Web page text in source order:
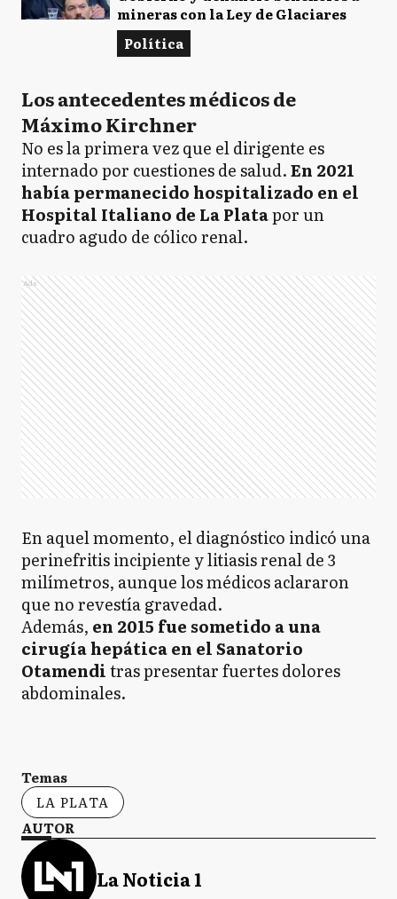
mineras con la Ley de Glaciares
Política
Los antecedentes médicos de
Máximo Kirchner
No es la primera vez que el dirigente es
internado por cuestiones de salud.En 2021
había permanecido hospitalizado en el
Hospital Italiano de La Platapor un
cuadro agudo de cólico renal.
Ads
En aquel momento, el diagnóstico indicó una
perinefritis incipiente y litiasis renal de 3
milímetros, aunque los médicos aclararon
que no revestía gravedad.
Además, en 2015 fue sometido a una
cirugía hepáticaen el Sanatorio
Otamenditras presentar fuertes dolores
abdominales.
Temas
LA PLATA
AUTOR
La Noticia 1